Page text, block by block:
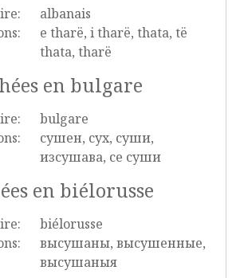
albanais
e tharë, i tharë, thata, të
thata, tharë
en bulgare
bulgare
сушен, сух, суши,
изсушава, се суши
en biélorusse
biélorusse
высушаны, высушенные,
высушаныя